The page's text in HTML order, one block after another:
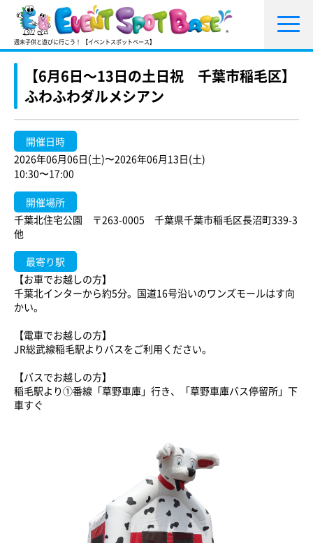
週末子供と遊びに行こう！ 【イベントスポットベース】
【6月6日～13日の土日祝 千葉市稲毛区】
ふわふわダルメシアン
開催日時
2026年06月06日(土)〜2026年06月13日(土)
10:30〜17:00
開催場所
千葉北住宅公園 〒263-0005 千葉県千葉市稲毛区長沼町339-3
他
最寄り駅
【お車でお越しの方】
千葉北インターから約5分。国道16号沿いのワンズモールはす向
かい。
【電車でお越しの方】
JR総武線稲毛駅よりバスをご利用ください。
【バスでお越しの方】
稲毛駅より①番線「草野車庫」行き、「草野車庫バス停留所」下
車すぐ